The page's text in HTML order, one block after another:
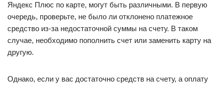
Яндекс Плюс по карте, могут быть различными. В первую
очередь, проверьте, не было ли отклонено платежное
средство из-за недостаточной суммы на счету. В таком
случае, необходимо пополнить счет или заменить карту на
другую.
Однако, если у вас достаточно средств на счету, а оплату